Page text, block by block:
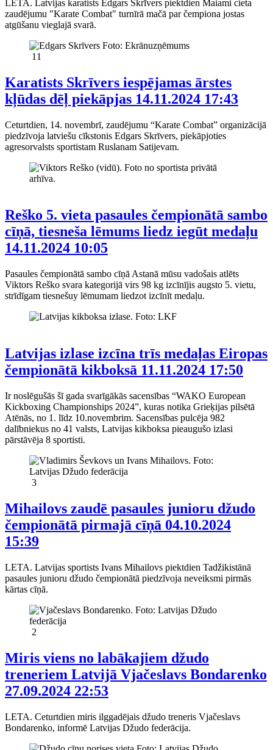
LETA. Latvijas karatists Edgars Skrīvers piektdien Maiami cieta
zaudējumu "Karate Combat" turnīrā mačā par čempiona jostas
atgūšanu vieglajā svarā.
11
Karatists Skrīvers iespējamas ārstes
kļūdas dēļ piekāpjas 14.11.2024 17:43
Ceturtdien, 14. novembrī, zaudējumu “Karate Combat” organizācijā
piedzīvoja latviešu cīkstonis Edgars Skrīvers, piekāpjoties
agresorvalsts sportistam Ruslanam Satijevam.
Reško 5. vieta pasaules čempionātā sambo
cīņā, tiesneša lēmums liedz iegūt medaļu
14.11.2024 10:05
Pasaules čempionātā sambo cīņā Astanā mūsu vadošais atlēts
Viktors Reško svara kategorijā virs 98 kg izcīnījis augsto 5. vietu,
strīdīgam tiesnešuy lēmumam liedzot izcīnīt medaļu.
Latvijas izlase izcīna trīs medaļas Eiropas
čempionātā kikboksā 11.11.2024 17:50
Ir noslēgušās šī gada svarīgākās sacensības “WAKO European
Kickboxing Championships 2024”, kuras notika Grieķijas pilsētā
Atēnās, no 1. līdz 10.novembrim. Sacensības pulcēja 982
dalībniekus no 41 valsts, Latvijas kikboksa pieaugušo izlasi
pārstāvēja 8 sportisti.
3
Mihailovs zaudē pasaules junioru džudo
čempionātā pirmajā cīņā 04.10.2024
15:39
LETA. Latvijas sportists Ivans Mihailovs piektdien Tadžikistānā
pasaules junioru džudo čempionātā piedzīvoja neveiksmi pirmās
kārtas cīņā.
2
Miris viens no labākajiem džudo
treneriem Latvijā Vjačeslavs Bondarenko
27.09.2024 22:53
LETA. Ceturtdien miris ilggadējais džudo treneris Vjačeslavs
Bondarenko, informē Latvijas Džudo federācija.